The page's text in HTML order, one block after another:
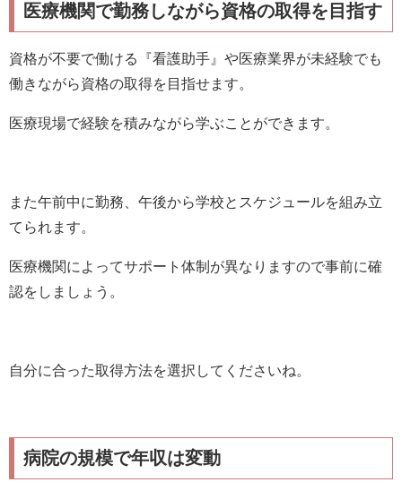
医療機関で勤務しながら資格の取得を目指す
資格が不要で働ける『看護助手』や医療業界が未経験でも
働きながら資格の取得を目指せます。
医療現場で経験を積みながら学ぶことができます。
また午前中に勤務、午後から学校とスケジュールを組み立
てられます。
医療機関によってサポート体制が異なりますので事前に確
認をしましょう。
自分に合った取得方法を選択してくださいね。
病院の規模で年収は変動